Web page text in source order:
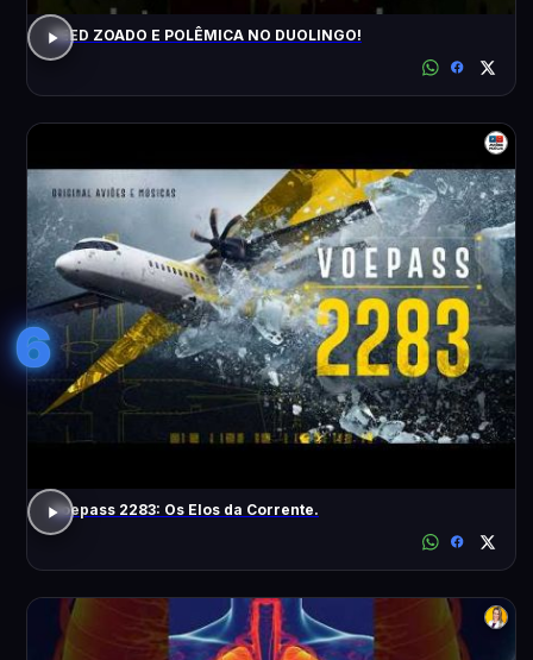
FEED ZOADO E POLÊMICA NO DUOLINGO!
6
Voepass 2283: Os Elos da Corrente.